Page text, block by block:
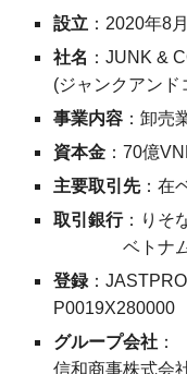
設立 ：2020年8月
社名 ：JUNK &
(ジャンクアンド
事業内容 ：卸売
資本金 ：70億
主要取引先：在
取引銀行：りそ
ベトナ
登録：
P0019X280000
グループ会社 ：
信和商事株式会